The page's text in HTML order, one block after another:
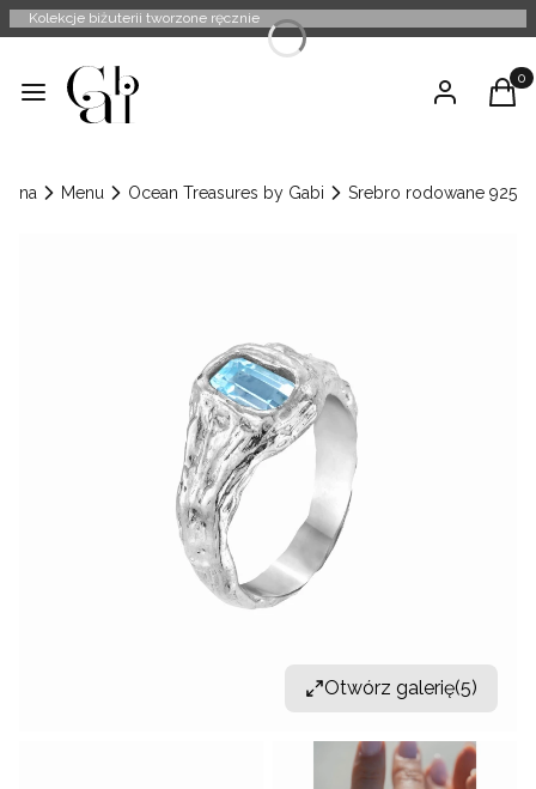
Kolekcje biżuterii tworzone ręcznie
Menu Zaloguj się
Menu Ocean Treasures by Gabi Srebro rodowane 925
Otwórz galerię(5)